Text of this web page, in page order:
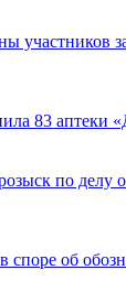
участников
83 аптеки
по делу
об